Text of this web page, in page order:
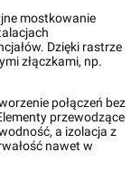
mostkowanie
Dzięki rastrze
złączkami, np.
połączeń bez
przewodzące
a izolacja z
nawet w